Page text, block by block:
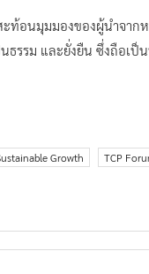
ะท้อนมุมมองของผู้นำจา
ธรรม และยั่งยืน ซึ่งถือเ
Growth TCP